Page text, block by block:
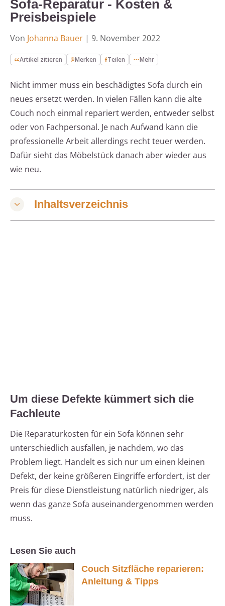
Sofa-Reparatur - Kosten &
Preisbeispiele
Von Johanna Bauer | 9. November 2022
Artikel zitieren Merken Teilen Mehr
Nicht immer muss ein beschädigtes Sofa durch ein
neues ersetzt werden. In vielen Fällen kann die alte
Couch noch einmal repariert werden, entweder selbst
oder von Fachpersonal. Je nach Aufwand kann die
professionelle Arbeit allerdings recht teuer werden.
Dafür sieht das Möbelstück danach aber wieder aus
wie neu.
Inhaltsverzeichnis
Um diese Defekte kümmert sich die
Fachleute
Die Reparaturkosten für ein Sofa können sehr
unterschiedlich ausfallen, je nachdem, wo das
Problem liegt. Handelt es sich nur um einen kleinen
Defekt, der keine größeren Eingriffe erfordert, ist der
Preis für diese Dienstleistung natürlich niedriger, als
wenn das ganze Sofa auseinandergenommen werden
muss.
Lesen Sie auch
Couch Sitzfläche reparieren:
Anleitung & Tipps